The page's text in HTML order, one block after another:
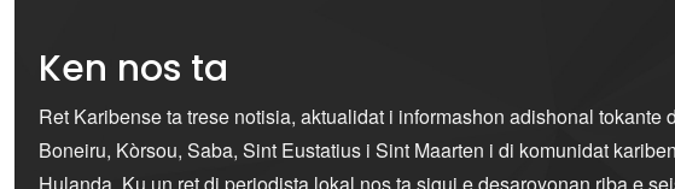
Ken nos ta
Ret Karibense ta trese notisia, aktualidat i informashon adishonal tokante
Boneiru, Kòrsou, Saba, Sint Eustatius i Sint Maarten i di komunidat
Hulanda. Ku un ret di periodista lokal nos ta sigui e desaroyonan riba e